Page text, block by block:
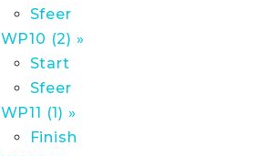
Sfeer
WP10 (2) »
Start
Sfeer
WP11 (1) »
Finish